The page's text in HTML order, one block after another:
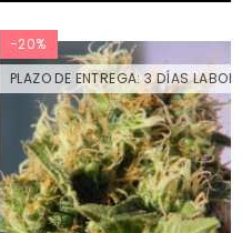
-20%
PLAZO DE ENTREGA: 3 DÍAS